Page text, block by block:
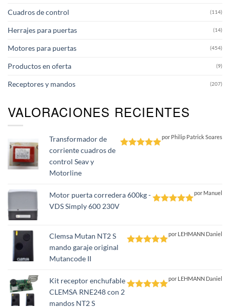
producto
Cuadros de control (114)
Herrajes para puertas (14)
Motores para puertas (454)
Productos en oferta (9)
Receptores y mandos (207)
VALORACIONES RECIENTES
Transformador de
corriente cuadros de
control Seav y
Motorline
por Philip Patrick Soares
Motor puerta corredera 600kg -
VDS Simply 600 230V
por Manuel
Clemsa Mutan NT2 S
mando garaje original
Mutancode II
por LEHMANN Daniel
Kit receptor enchufable
CLEMSA RNE248 con 2
mandos NT2 S
por LEHMANN Daniel